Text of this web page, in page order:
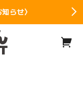
らせ〉